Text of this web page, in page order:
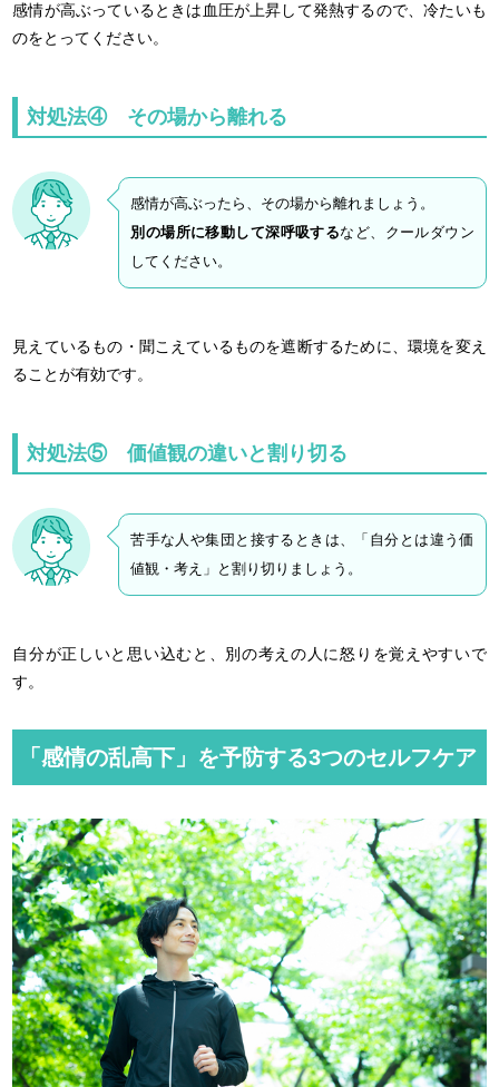
感情が高ぶっているときは血圧が上昇して発熱するので、冷たいも
のをとってください。
対処法④ その場から離れる
感情が高ぶったら、その場から離れましょう。
別の場所に移動して深呼吸するなど、クールダウン
してください。
見えているもの・聞こえているものを遮断するために、環境を変え
ることが有効です。
対処法⑤ 価値観の違いと割り切る
苦手な人や集団と接するときは、「自分とは違う価
値観・考え」と割り切りましょう。
自分が正しいと思い込むと、別の考えの人に怒りを覚えやすいで
す。
「感情の乱高下」を予防する3つのセルフケア